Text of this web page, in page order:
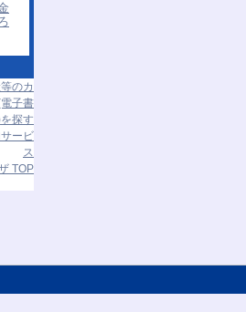
のカ
子書
探す
ービ
ス
TOP